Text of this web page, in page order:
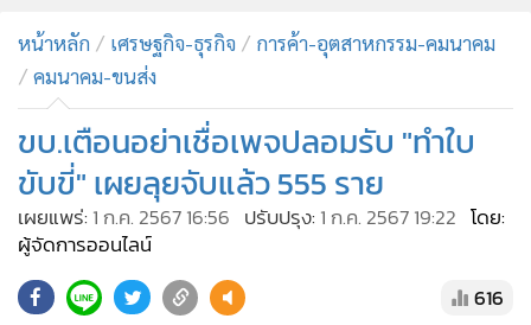
• บันเทิง
• ผู้จัดการรายวัน
คอลัมนิสต์
ละคร
• CbizReview
• Cyber BIZ
ผู้จัดกวน
• Good health & Well-being
หน้าหลัก เศรษฐกิจ-ธุรกิจ
การค้า-อุตสาหกรรม-คมนาคม
คมนาคม-ขนส่ง
ขบ.เตือนอย่าเชื่อเพจปลอมรับ "ทำใบ
ขับขี่" เผยลุยจับแล้ว 555 ราย
เผยแพร่: 1 ก.ค. 2567 16:56 ปรับปรุง: 1 ก.ค. 2567 19:22 โดย:
ผู้จัดการออนไลน์
616